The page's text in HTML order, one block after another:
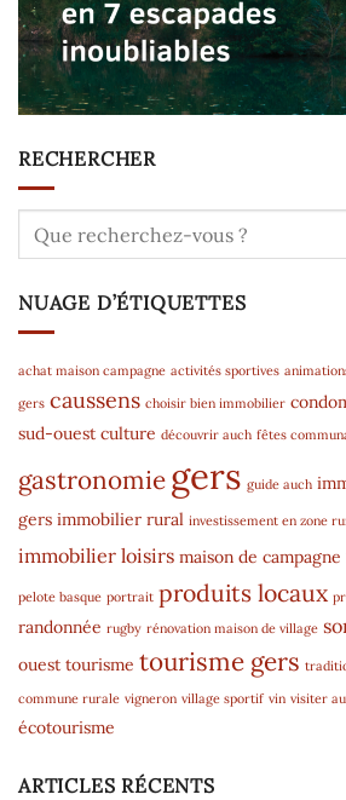
RECHERCHER
NUAGE D’ÉTIQUETTES
achat maison campagne activités sportives
gers caussens choisir bien immobilier
sud-ouest culture découvrir auch fêtes
gastronomiegers guide auch
gers immobilier rural investissement en zone
immobilier loisirs maison de campagne
pelote basque portrait produits locaux
randonnée rugby rénovation maison de village
ouest tourisme tourisme gers
commune rurale vigneron village sportif vin visiter
écotourisme
ARTICLES RÉCENTS